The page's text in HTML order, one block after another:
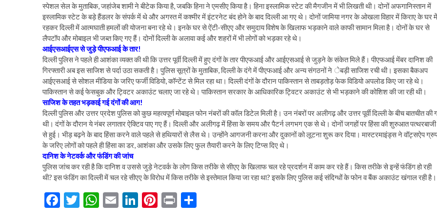
स्पेशल सेल के मुताबिक, जहांजेब शामी ने बीटेक किया है, जबकि हिना ने एमसीए किया है। हिना इस्लामिक स्टेट की मैगजीन में भी लिखती थी। दोनों अफगानिस्तान में
इस्लामिक स्टेट के बड़े हैंडलर के संपर्क में थे और अगस्त में कश्मीर में इंटरनेट बंद होने के बाद दिल्ली आ गए थे। दोनों जामिया नगर के ओखला विहार में किराए के घर में
रहकर दिल्ली में आत्मघाती हमलों की योजना बना रहे थे। इनके घर से ऐंटी-सीएए और समुदाय विशेष के खिलाफ भड़काने वाले काफी सामान मिला है। दोनों के घर से
लैपटॉप और मोबाइल भी जब्त किए गए हैं। दोनों दिल्ली के अलावा कई और शहरों में भी लोगों को भड़का रहे थे।
आईएसआईएस से जुड़े पीएफआई के तार!
दिल्ली पुलिस ने पहले ही आशंका व्यक्त की थी कि उत्तर पूर्वी दिल्ली में हुए दंगों के तार पीएफआई और आईएसआई से जुड़ने के संकेत मिले हैं। पीएफआई मेंबर दानिश की
गिरफ्तारी अब इस साजिश से पर्दा उठा सकती है। पुलिस सूत्रों के मुताबिक, दिल्ली के दंगे में पीएफआई और अन्य संगठनों ने ेबड़ी साजिश रची थी। इसका बैकअप
आईएसआई से सोशल मीडिया के जरिए फर्जी विडियो, कॉन्टेंट से मिल रहा था। दिल्ली दंगों के दौरान पाकिस्तान से ताबड़तोड़ फेक विडियो अपलोड किए जा रहे थे।
पाकिस्तान से कई फेसबुक और ट्विटर अकाउंट चलाए जा रहे थे। पाकिस्तान सरकार के आधिकारिक ट्विटर अकाउंट से भी भड़काने की कोशिश की जा रही थी।
साजिश के तहत भड़काई गई दंगों की आग!
दिल्ली पुलिस और उत्तर प्रदेश पुलिस को कुछ महत्वपूर्ण मोबाइल फोन नंबरों की कॉल डिटेल मिली है। उन नंबरों पर अलीगढ़ और उत्तर पूर्वी दिल्ली के बीच बातचीत की
थी। दंगों के दौरान ये नंबर लगातार ऐक्टिव पाए गए हैं। दिल्ली और अलीगढ़ में हिंसा के समय और पैटर्न लगभग एक से थे। दोनों जगहों पर हिंसा की शुरुआत पत्थरबाजी
से हुई। भीड़ बढ़ने के बाद हिंसा करने वाले पहले से हथियारों से लैस थे। उन्होंने आगजनी करना और दुकानों को लूटना शुरू कर दिया। मास्टरमाइंड्स ने वॉट्सऐप
के जरिए लोगों को पहले ही हिंसा का डर, आशंका और उसके लिए फुल तैयारी करने के लिए टिप्स दिए थे।
दानिश के नेटवर्क और फंडिंग की जांच
पुलिस जांच कर रही है कि दानिश व उससे जुड़े नेटवर्क के लोग किस तरीके से सीएए के खिलाफ चल रहे प्रदर्शन में काम कर रहे हैं। किस तरीके से इन्हें फंडिंग हो रही
थी? इस फंडिंग का दिल्ली में चल रहे सीएए के विरोध में किस तरीके से इस्तेमाल किया जा रहा था? इसके लिए पुलिस कई संदिग्धों के फोन व बैंक अकाउंट खंगाल रही है।
F
T
W E
Li Pi Pr